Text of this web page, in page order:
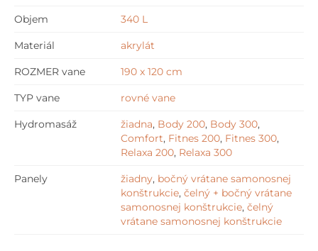
Objem 340 L
Materiál akrylát
ROZMER vane 190 x 120 cm
TYP vane rovné vane
Hydromasáž žiadna, Body 200, Body 300,
Comfort, Fitnes 200, Fitnes 300,
Relaxa 200, Relaxa 300
Panely žiadny, bočný vrátane samonosnej
konštrukcie, čelný + bočný vrátane
samonosnej konštrukcie, čelný
vrátane samonosnej konštrukcie